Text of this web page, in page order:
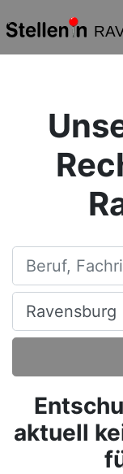
Beruf,
Ort, Stadt
aktuell